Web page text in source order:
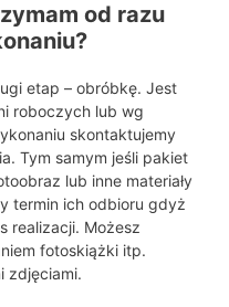
od razu
etap – obróbkę. Jest
roboczych lub wg
skontaktujemy
Tym samym jeśli pakiet
lub inne materiały
termin ich odbioru gdyż
realizacji. Możesz
fotoskiążki itp.
zdjęciami.